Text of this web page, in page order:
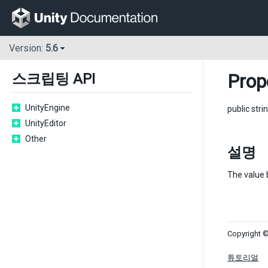
Version: 5.6
스크립팅 API
UnityEngine
UnityEditor
Other
public
설명
The value
Copyright
튜토리얼